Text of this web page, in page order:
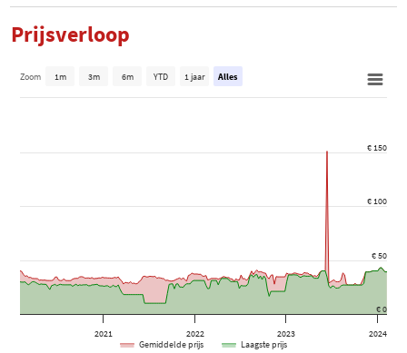
Prijsverloop
2021 2022 2023 2024
€ 0
€ 50
€ 100
€ 150
Zoom 1m 3m 6m YTD 1 jaar Alles
Gemiddelde prijs Laagste prijs